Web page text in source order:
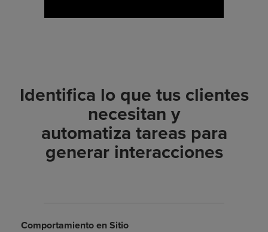
Identifica lo que tus clientes
necesitan y
automatiza tareas para
generar interacciones
Comportamiento en Sitio